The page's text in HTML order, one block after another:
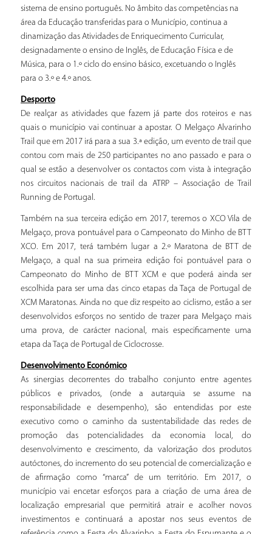
sistema de ensino português. No âmbito das competências na
área da Educação transferidas para o Município, continua a
dinamização das Atividades de Enriquecimento Curricular,
designadamente o ensino de Inglês, de Educação Física e de
Música, para o 1.º ciclo do ensino básico, excetuando o Inglês
para o 3.º e 4.º anos.
Desporto
De realçar as atividades que fazem já parte dos roteiros e nas
quais o município vai continuar a apostar. O Melgaço Alvarinho
Trail que em 2017 irá para a sua 3.ª edição, um evento de trail que
contou com mais de 250 participantes no ano passado e para o
qual se estão a desenvolver os contactos com vista à integração
nos circuitos nacionais de trail da ATRP – Associação de Trail
Running de Portugal.
Também na sua terceira edição em 2017, teremos o XCO Vila de
Melgaço, prova pontuável para o Campeonato do Minho de BTT
XCO. Em 2017, terá também lugar a 2.º Maratona de BTT de
Melgaço, a qual na sua primeira edição foi pontuável para o
Campeonato do Minho de BTT XCM e que poderá ainda ser
escolhida para ser uma das cinco etapas da Taça de Portugal de
XCM Maratonas. Ainda no que diz respeito ao ciclismo, estão a ser
desenvolvidos esforços no sentido de trazer para Melgaço mais
uma prova, de carácter nacional, mais especificamente uma
etapa da Taça de Portugal de Ciclocrosse.
Desenvolvimento Económico
As sinergias decorrentes do trabalho conjunto entre agentes
públicos e privados, (onde a autarquia se assume na
responsabilidade e desempenho), são entendidas por este
executivo como o caminho da sustentabilidade das redes de
promoção das potencialidades da economia local, do
desenvolvimento e crescimento, da valorização dos produtos
autóctones, do incremento do seu potencial de comercialização e
de afirmação como “marca” de um território. Em 2017, o
município vai encetar esforços para a criação de uma área de
localização empresarial que permitirá atrair e acolher novos
investimentos e continuará a apostar nos seus eventos de